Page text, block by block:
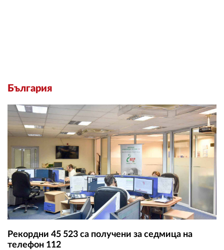
България
Рекордни 45 523 са получени за седмица на
телефон 112